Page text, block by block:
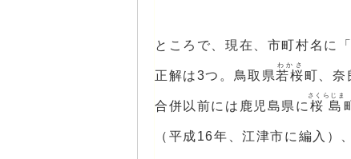
ところで、現在、市町村名に
正解は3つ。鳥取県若桜
わかさ
町、奈
合併以前には鹿児島県に 桜島
さくらじま
（平成16年、江津市に編入）